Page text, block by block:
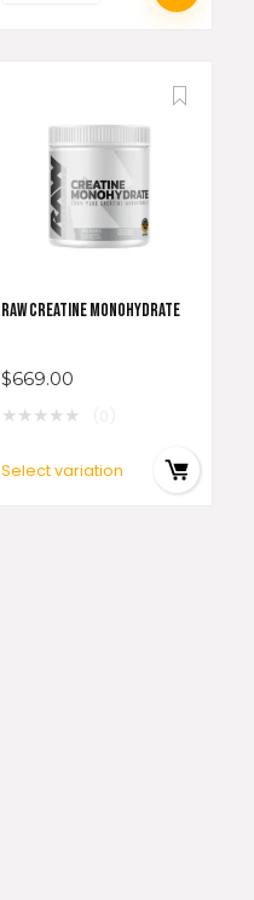
RAW CREATINE MONOHYDRATE
$669.00
★★★★★
Select variation